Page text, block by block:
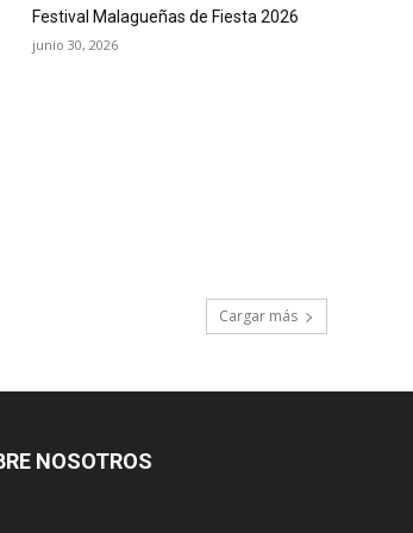
Festival Malagueñas de Fiesta 2026
junio 30, 2026
Cargar más
NOSOTROS